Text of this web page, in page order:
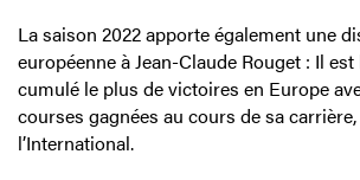
La saison 2022 apporte également une
européenne à Jean-Claude Rouget : Il est
cumulé le plus de victoires en Europe
courses gagnées au cours de sa
l’International.